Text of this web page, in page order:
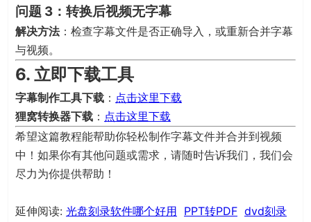
问题 3：转换后视频无字幕
解决方法：检查字幕文件是否正确导入，或重新合并字幕
与视频。
6. 立即下载工具
字幕制作工具下载 ： 点击这里下载
狸窝转换器下载 ： 点击这里下载
希望这篇教程能帮助你轻松制作字幕文件并合并到视频
中！如果你有其他问题或需求，请随时告诉我们，我们会
尽力为你提供帮助！
延伸阅读: 光盘刻录软件哪个好用 PPT转PDF dvd刻录